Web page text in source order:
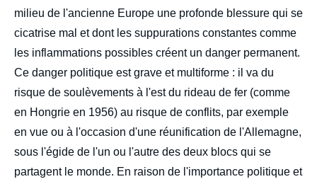
milieu de l'ancienne Europe une profonde blessure qui se
cicatrise mal et dont les suppurations constantes comme
les inflammations possibles créent un danger permanent.
Ce danger politique est grave et multiforme : il va du
risque de soulèvements à l'est du rideau de fer (comme
en Hongrie en 1956) au risque de conflits, par exemple
en vue ou à l'occasion d'une réunification de l'Allemagne,
sous l'égide de l'un ou l'autre des deux blocs qui se
partagent le monde. En raison de l'importance politique et